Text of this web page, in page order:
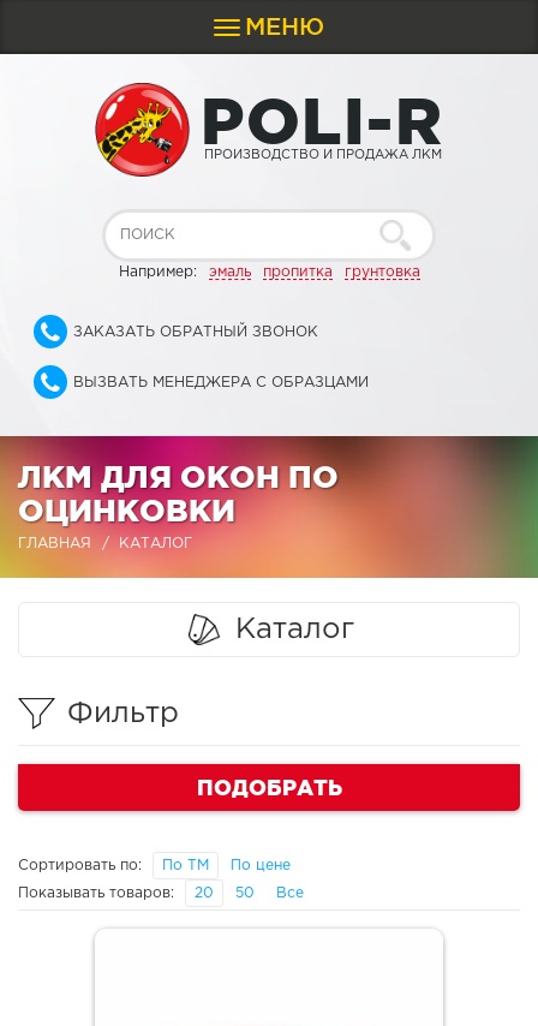
Toggle
navigation
МЕНЮ
POLI-R
ПРОИЗВОДСТВО И ПРОДАЖА ЛКМ
Например: эмаль пропитка грунтовка
ЗАКАЗАТЬ ОБРАТНЫЙ ЗВОНОК
ВЫЗВАТЬ МЕНЕДЖЕРА С ОБРАЗЦАМИ
ЛКМ ДЛЯ ОКОН ПО
ОЦИНКОВКИ
ГЛАВНАЯ КАТАЛОГ
Каталог
Фильтр
ПОДОБРАТЬ
Сортировать по: По ТМ По цене
Показывать товаров: 20 50 Все